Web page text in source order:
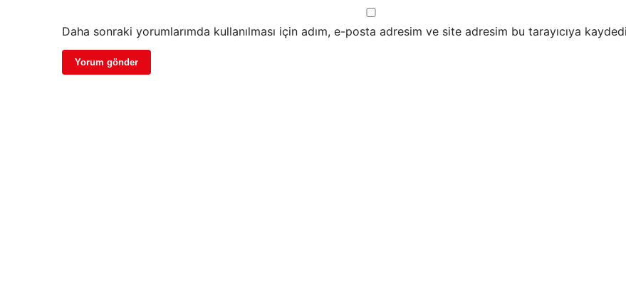
Daha sonraki yorumlarımda kullanılması için adım, e-posta adresim ve site adresim bu tarayıcıya